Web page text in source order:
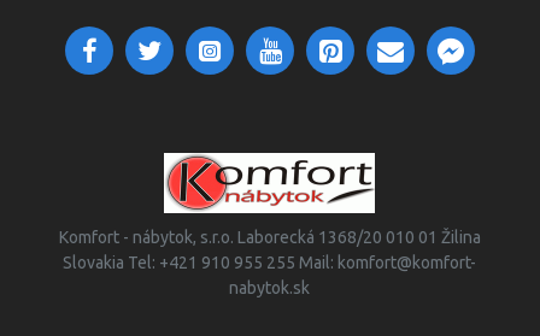
Komfort - nábytok, s.r.o. Laborecká 1368/20 010 01 Žilina
Slovakia Tel: +421 910 955 255 Mail: komfort@komfort-
nabytok.sk